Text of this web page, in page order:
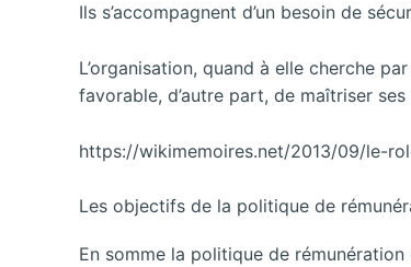
Ils s’accompagnent d’un besoin de
L’organisation, quand à elle cherche
favorable, d’autre part, de maîtriser
https://wikimemoires.net/2013/09/le-
Les objectifs de la politique de
En somme la politique de rémunération